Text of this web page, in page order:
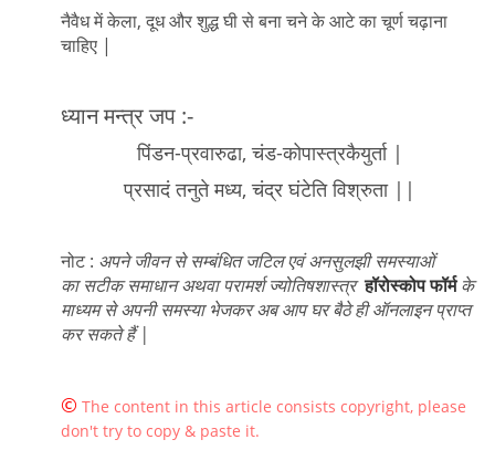
नैवैध में केला, दूध और शुद्ध घी से बना चने के आटे का चूर्ण चढ़ाना
चाहिए |
ध्यान मन्त्र जप :-
पिंडन-प्रवारुढा, चंड-कोपास्त्रकैयुर्ता |
प्रसादं तनुते मध्य, चंद्र घंटेति विश्रुता ||
नोट : अपने जीवन से सम्बंधित जटिल एवं अनसुलझी समस्याओं
का सटीक समाधान अथवा परामर्श ज्योतिषशास्त्रहॉरोस्कोप फॉर्म के
माध्यम से अपनी समस्या भेजकर अब आप घर बैठे ही ऑनलाइन प्राप्त
कर सकते हैं |
© The content in this article consists copyright, please
don't try to copy & paste it.